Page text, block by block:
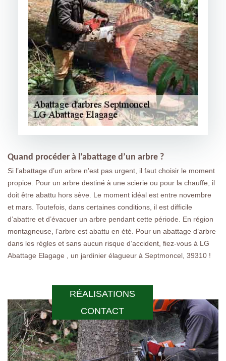
RÉALISATIONS
CONTACT
Quand procéder à l’abattage d’un arbre ?
Si l’abattage d’un arbre n’est pas urgent, il faut choisir le moment
propice. Pour un arbre destiné à une scierie ou pour la chauffe, il
doit être abattu hors sève. Le moment idéal est entre novembre
et mars. Toutefois, dans certaines conditions, il est difficile
d’abattre et d’évacuer un arbre pendant cette période. En région
montagneuse, l’arbre est abattu en été. Pour un abattage d’arbre
dans les règles et sans aucun risque d’accident, fiez-vous à LG
Abattage Elagage , un jardinier élagueur à Septmoncel, 39310 !